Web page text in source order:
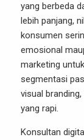
yang berbeda
lebih panjang,
konsumen
emosional
marketing
segmentasi
visual
yang rapi.
Konsultan